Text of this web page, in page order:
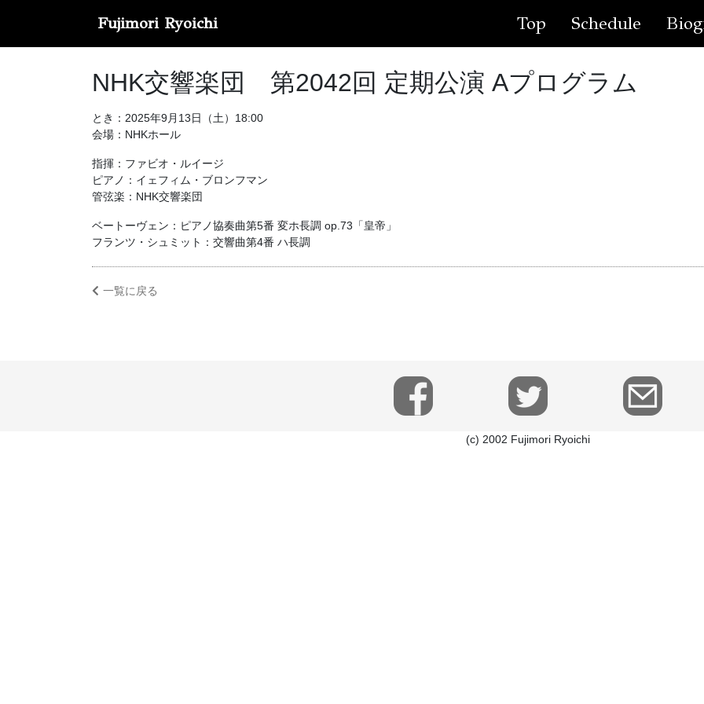
Fujimori Ryoichi Top Schedule
NHK交響楽団 第2042回 定期公演 Aプログラム
とき：2025年9月13日（土）18:00
会場：NHKホール
指揮：ファビオ・ルイージ
ピアノ：イェフィム・ブロンフマン
管弦楽：NHK交響楽団
ベートーヴェン：ピアノ協奏曲第5番 変ホ長調 op.73「皇帝」
フランツ・シュミット：交響曲第4番 ハ長調
一覧に戻る
(c) 2002 Fujimori Ryoichi